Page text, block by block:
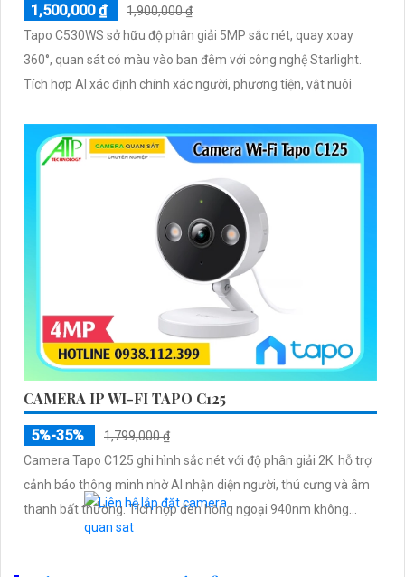
1,500,000 ₫
1,900,000 ₫
Tapo C530WS sở hữu độ phân giải 5MP sắc nét, quay xoay
360°, quan sát có màu vào ban đêm với công nghệ Starlight.
Tích hợp AI xác định chính xác người, phương tiện, vật nuôi
CAMERA IP WI-FI TAPO C125
5%-35%
1,799,000 ₫
Camera Tapo C125 ghi hình sắc nét với độ phân giải 2K. hỗ trợ
cảnh báo thông minh nhờ AI nhận diện người, thú cưng và âm
thanh bất thường. Tích hợp đèn hồng ngoại 940nm không...